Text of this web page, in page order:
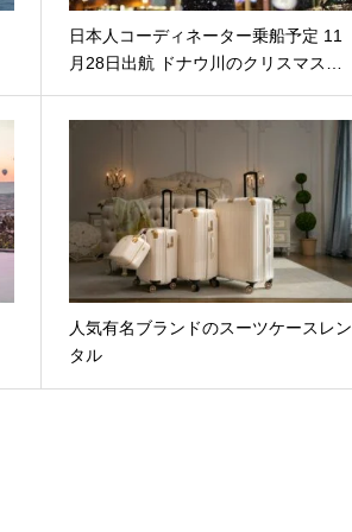
日本人コーディネーター乗船予定 11
月28日出航 ドナウ川のクリスマス…
人気有名ブランドのスーツケースレン
タル